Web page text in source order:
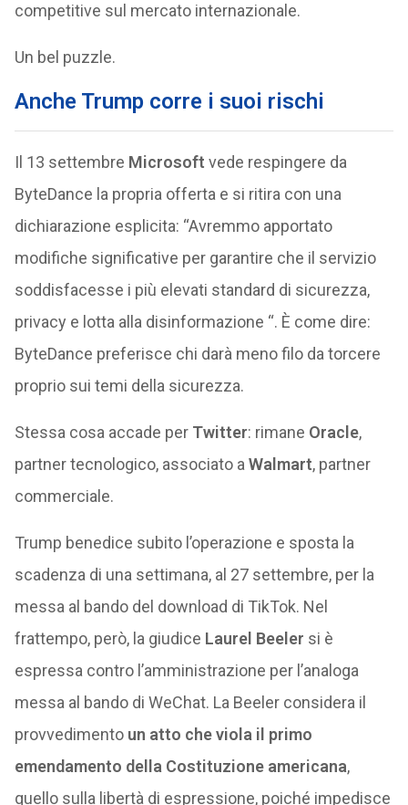
competitive sul mercato internazionale.
Un bel puzzle.
Anche Trump corre i suoi rischi
Il 13 settembre Microsoft vede respingere da
ByteDance la propria offerta e si ritira con una
dichiarazione esplicita: “Avremmo apportato
modifiche significative per garantire che il servizio
soddisfacesse i più elevati standard di sicurezza,
privacy e lotta alla disinformazione “. È come dire:
ByteDance preferisce chi darà meno filo da torcere
proprio sui temi della sicurezza.
Stessa cosa accade per Twitter: rimane Oracle,
partner tecnologico, associato a Walmart, partner
commerciale.
Trump benedice subito l’operazione e sposta la
scadenza di una settimana, al 27 settembre, per la
messa al bando del download di TikTok. Nel
frattempo, però, la giudice Laurel Beeler si è
espressa contro l’amministrazione per l’analoga
messa al bando di WeChat. La Beeler considera il
provvedimento un atto che viola il primo
emendamento della Costituzione americana,
quello sulla libertà di espressione, poiché impedisce